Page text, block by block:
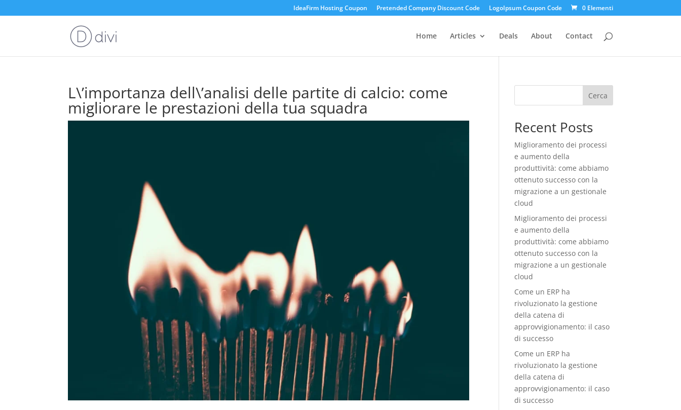
IdeaFirm Hosting Coupon Pretended Company Discount Code LogoIpsum Coupon Code 0 Elementi
Home Articles Deals About Contact
L\’importanza dell\’analisi delle partite di calcio: come
migliorare le prestazioni della tua squadra
Cerca
Recent Posts
Miglioramento dei processi
e aumento della
produttività: come abbiamo
ottenuto successo con la
migrazione a un gestionale
cloud
Miglioramento dei processi
e aumento della
produttività: come abbiamo
ottenuto successo con la
migrazione a un gestionale
cloud
Come un ERP ha
rivoluzionato la gestione
della catena di
approvvigionamento: il caso
di successo
Come un ERP ha
rivoluzionato la gestione
della catena di
approvvigionamento: il caso
di successo